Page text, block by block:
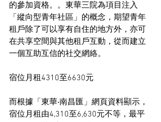
的參加資格。。東華三院為項目注入
「縱向型青年社區」的概念，期望青年
租戶除了可以享有自住的地方外，亦可
在共享空間與其他租戶互動，從而建立
一個互助互信的社交網絡。
宿位月租4310至6630元
而根據「東華‧南昌匯」網頁資料顯示，
宿位月租由4,310至6,630元不等，最平